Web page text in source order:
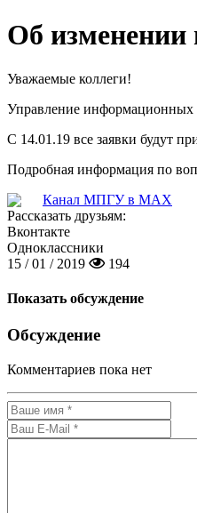
Об изменении
Уважаемые коллеги!
Управление информационных
С 14.01.19 все заявки будут
Подробная информация по
Канал МПГУ в MAX
Рассказать друзьям:
Вконтакте
Одноклассники
15 / 01 / 2019
194
Показать обсуждение
Обсуждение
Комментариев пока нет